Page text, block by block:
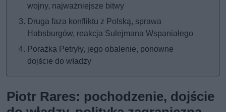
wojny, najważniejsze bitwy
Druga faza konfliktu z Polską, sprawa
Habsburgów, reakcja Sulejmana Wspaniałego
Porażka Petryły, jego obalenie, ponowne
dojście do władzy
Piotr Rares: pochodzenie, dojście